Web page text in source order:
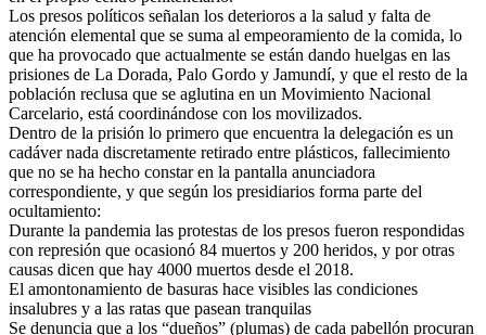
Los presos políticos señalan los deterioros a la salud y falta de
atención elemental que se suma al empeoramiento de la comida, lo
que ha provocado que actualmente se están dando huelgas en las
prisiones de La Dorada, Palo Gordo y Jamundí, y que el resto de la
población reclusa que se aglutina en un Movimiento Nacional
Carcelario, está coordinándose con los movilizados.
Dentro de la prisión lo primero que encuentra la delegación es un
cadáver nada discretamente retirado entre plásticos, fallecimiento
que no se ha hecho constar en la pantalla anunciadora
correspondiente, y que según los presidiarios forma parte del
ocultamiento:
Durante la pandemia las protestas de los presos fueron respondidas
con represión que ocasionó 84 muertos y 200 heridos, y por otras
causas dicen que hay 4000 muertos desde el 2018.
El amontonamiento de basuras hace visibles las condiciones
insalubres y a las ratas que pasean tranquilas
Se denuncia que a los “dueños” (plumas) de cada pabellón procuran